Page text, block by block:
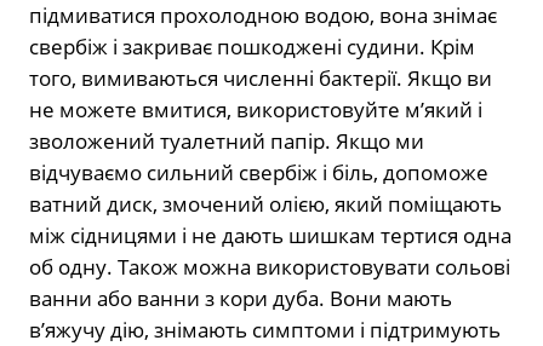
підмиватися прохолодною водою, вона знімає
свербіж і закриває пошкоджені судини. Крім
того, вимиваються численні бактерії. Якщо ви
не можете вмитися, використовуйте м’який і
зволожений туалетний папір. Якщо ми
відчуваємо сильний свербіж і біль, допоможе
ватний диск, змочений олією, який поміщають
між сідницями і не дають шишкам тертися одна
об одну. Також можна використовувати сольові
ванни або ванни з кори дуба. Вони мають
в’яжучу дію, знімають симптоми і підтримують